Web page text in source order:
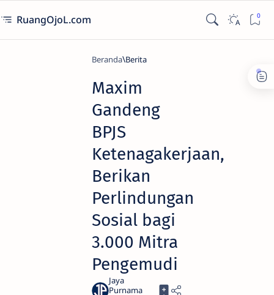
RuangOjoL.com
Beranda Berita
Maxim
Gandeng
BPJS
Ketenagakerjaan,
Berikan
Perlindungan
Sosial bagi
3.000 Mitra
Pengemudi